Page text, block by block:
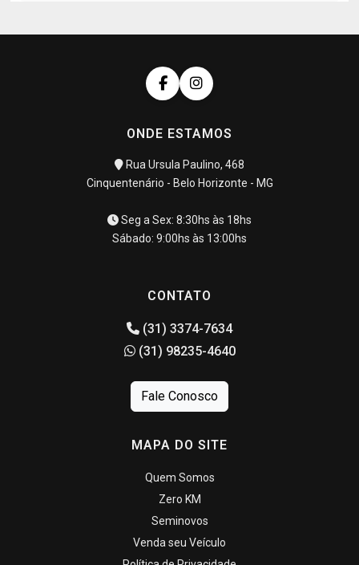
ONDE ESTAMOS
Rua Ursula Paulino, 468
Cinquentenário - Belo Horizonte - MG
Seg a Sex: 8:30hs às 18hs
Sábado: 9:00hs às 13:00hs
CONTATO
(31) 3374-7634
(31) 98235-4640
Fale Conosco
MAPA DO SITE
Quem Somos
Zero KM
Seminovos
Venda seu Veículo